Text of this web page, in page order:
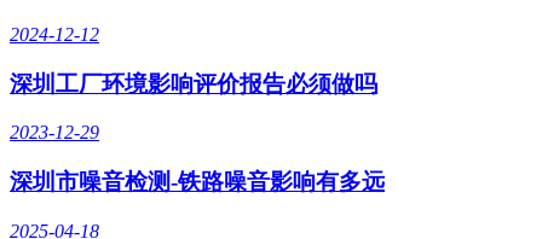
2024-12-12
深圳工厂环境影响评价报告必须做吗
2023-12-29
深圳市噪音检测-铁路噪音影响有多远
2025-04-18